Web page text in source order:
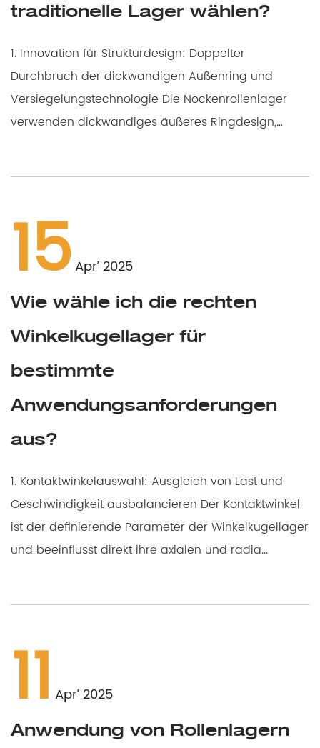
traditionelle Lager wählen?
1. Innovation für Strukturdesign: Doppelter
Durchbruch der dickwandigen Außenring und
Versiegelungstechnologie Die Nockenrollenlager
verwenden dickwandiges äußeres Ringdesign,
15 Apr’ 2025
Wie wähle ich die rechten
Winkelkugellager für
bestimmte
Anwendungsanforderungen
aus?
1. Kontaktwinkelauswahl: Ausgleich von Last und
Geschwindigkeit ausbalancieren Der Kontaktwinkel
ist der definierende Parameter der Winkelkugellager
und beeinflusst direkt ihre axialen und radia...
11 Apr’ 2025
Anwendung von Rollenlagern